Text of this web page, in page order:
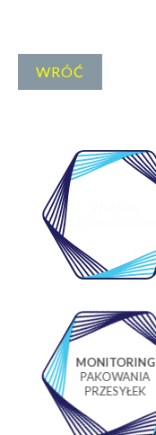
WRÓĆ
MONITORING
PAKOWANIA
PRZESYŁEK